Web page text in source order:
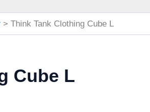
Think Tank Clothing Cube L
Cube L